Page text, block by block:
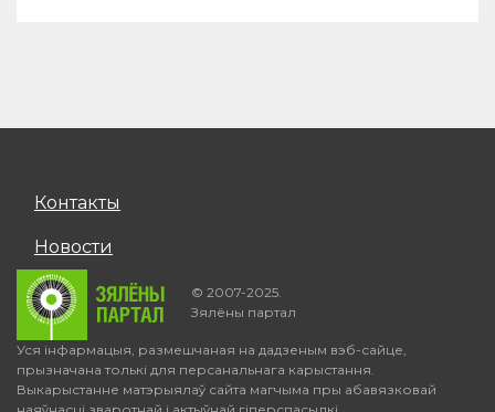
Контакты
Новости
© 2007-2025.
Зялёны партал
Уся інфармацыя, размешчаная на дадзеным вэб-сайце,
прызначана толькі для персанальнага карыстання.
Выкарыстанне матэрыялаў сайта магчыма пры абавязковай